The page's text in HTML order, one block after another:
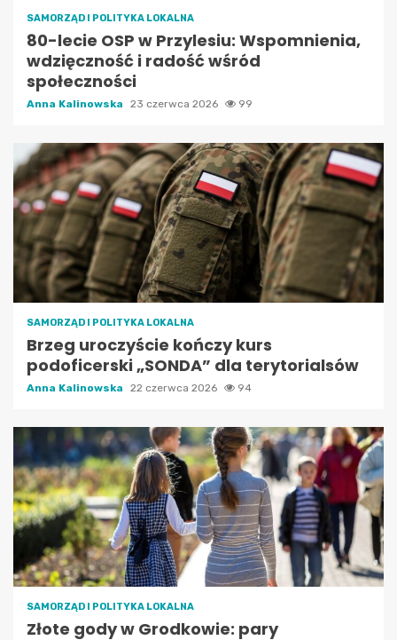
SAMORZĄD I POLITYKA LOKALNA
80-lecie OSP w Przylesiu: Wspomnienia,
wdzięczność i radość wśród
społeczności
Anna Kalinowska 23 czerwca 2026 99
SAMORZĄD I POLITYKA LOKALNA
Brzeg uroczyście kończy kurs
podoficerski „SONDA” dla terytorialsów
Anna Kalinowska 22 czerwca 2026 94
SAMORZĄD I POLITYKA LOKALNA
Złote gody w Grodkowie: pary